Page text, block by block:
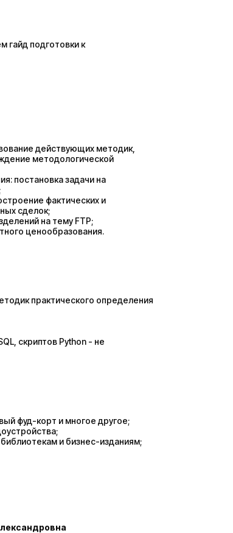
гайд подготовки к
действующих методик,
методологической
постановка задачи на
фактических и
сделок;
на тему FTP;
ценообразования.
практического определения
скриптов Python - не
фуд-корт и многое другое;
и бизнес-изданиям;